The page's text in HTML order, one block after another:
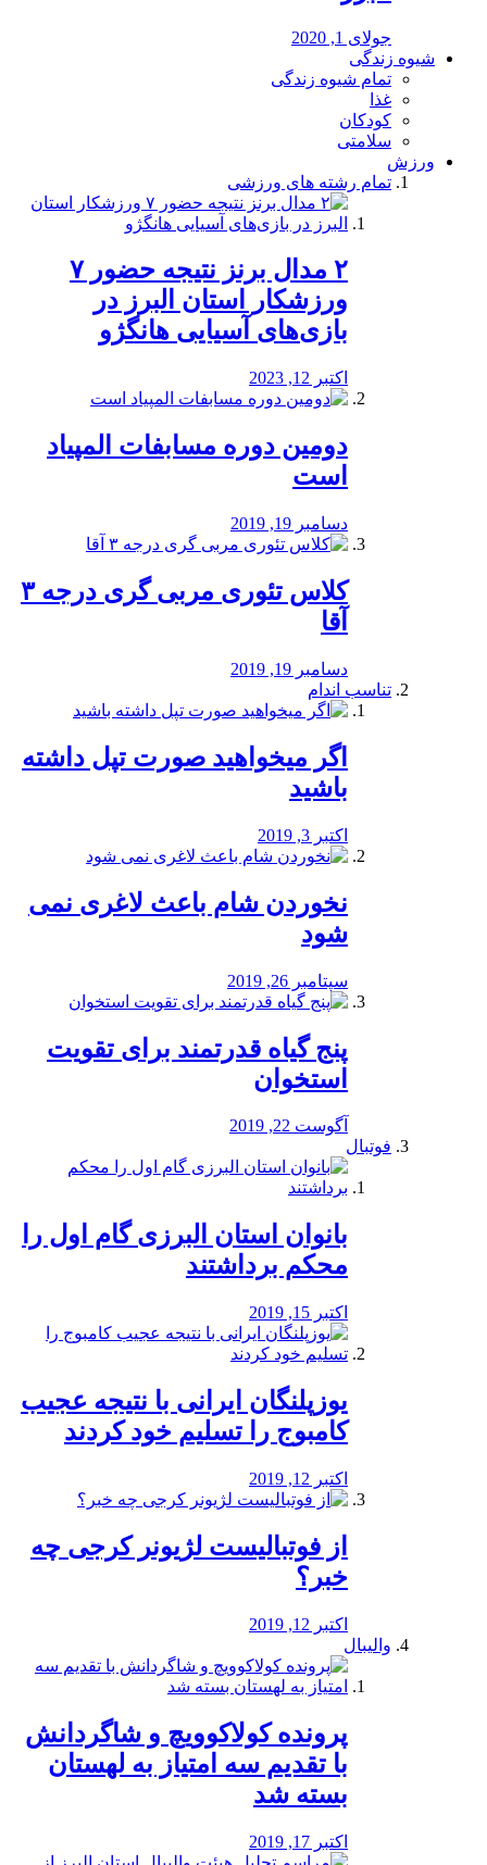
جولای 1, 2020
شیوه زندگی
تمام شیوه زندگی
غذا
کودکان
سلامتی
ورزش
تمام رشته های ورزشی
۲ مدال برنز نتیجه حضور ۷
ورزشکار استان البرز در
بازی‌های آسیایی هانگژو
اکتبر 12, 2023
دومین دوره مسابفات المپیاد
است
دسامبر 19, 2019
کلاس تئوری مربی گری درجه ۳
آقا
دسامبر 19, 2019
تناسب اندام
اگر میخواهید صورت تپل داشته
باشید
اکتبر 3, 2019
نخوردن شام باعث لاغری نمی
‌شود
سپتامبر 26, 2019
پنج گیاه قدرتمند برای تقویت
استخوان
آگوست 22, 2019
فوتبال
بانوان استان البرزی گام اول را
محكم برداشتند
اکتبر 15, 2019
یوزپلنگان ایرانی با نتیجه عجیب
کامبوج را تسلیم خود کردند
اکتبر 12, 2019
از فوتبالیست لژیونر کرجی چه
خبر؟
اکتبر 12, 2019
والیبال
پرونده کولاکوویچ و شاگردانش
با تقدیم سه امتیاز به لهستان
بسته شد
اکتبر 17, 2019